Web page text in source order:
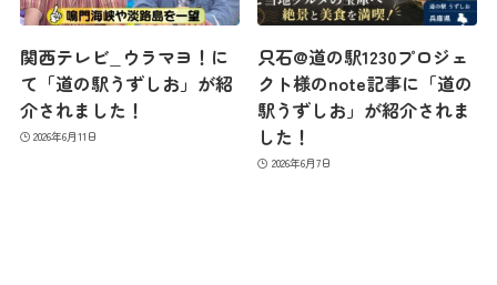
関西テレビ_ウラマヨ！に
て「道の駅うずしお」が紹
介されました！
2026年6月11日
只石@道の駅1230プロジェ
クト様のnote記事に「道の
駅うずしお」が紹介されま
した！
2026年6月7日